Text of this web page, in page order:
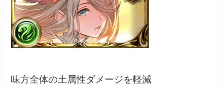
味方全体の土属性ダメージを軽減